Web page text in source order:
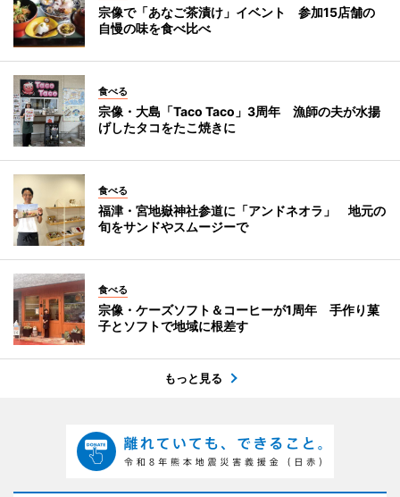
宗像で「あなご茶漬け」イベント 参加15店舗の
自慢の味を食べ比べ
食べる
宗像・大島「Taco Taco」3周年 漁師の夫が水揚
げしたタコをたこ焼きに
食べる
福津・宮地嶽神社参道に「アンドネオラ」 地元の
旬をサンドやスムージーで
食べる
宗像・ケーズソフト＆コーヒーが1周年 手作り菓
子とソフトで地域に根差す
もっと見る